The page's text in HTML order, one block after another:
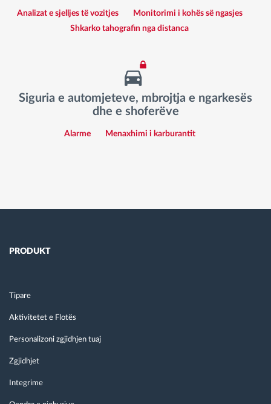
Analizat e sjelljes të vozitjes
Monitorimi i kohës së ngasjes
Shkarko tahografin nga distanca
Siguria e automjeteve, mbrojtja e ngarkesës
dhe e shoferëve
Alarme Menaxhimi i karburantit
PRODUKT
Tipare
Aktivitetet e Flotës
Personalizoni zgjidhjen tuaj
Zgjidhjet
Integrime